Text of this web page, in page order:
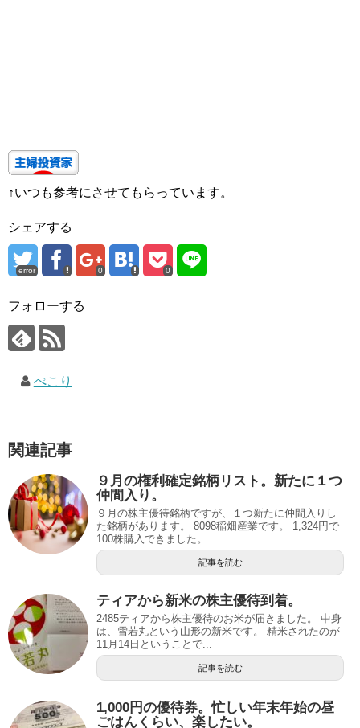
↑いつも参考にさせてもらっています。
シェアする
error 0 0
フォローする
ぺこり
関連記事
９月の権利確定銘柄リスト。新たに１つ
仲間入り。
９月の株主優待銘柄ですが、１つ新たに仲間入りし
た銘柄があります。 8098稲畑産業です。 1,324円で
100株購入できました。...
記事を読む
ティアから新米の株主優待到着。
2485ティアから株主優待のお米が届きました。 中身
は、雪若丸という山形の新米です。 精米されたのが
11月14日ということで...
記事を読む
1,000円の優待券。忙しい年末年始の昼
ごはんくらい、楽したい。